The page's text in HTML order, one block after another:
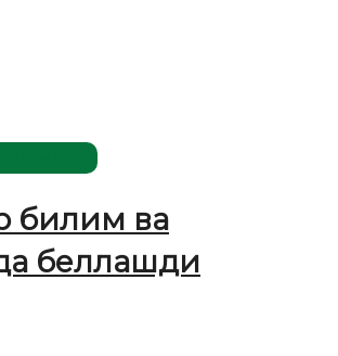
билим ва
беллашди